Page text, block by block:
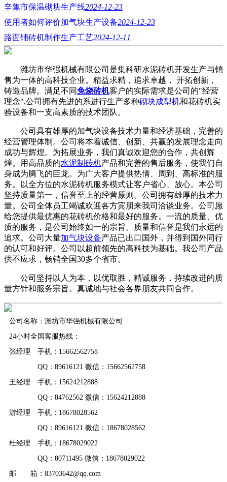
辛集市保温砌块生产线2024-12-23
使用者如何评价加气块生产设备2024-12-23
路面铺砖机制作生产工艺2024-12-11
潍坊市华强机械有限公司是集科研水泥砖机开发生产与销
售为一体的高科技企业。精益求精，追求卓越， 开拓创新，
铸造品牌。满足不同免烧砖机客户的实际需求是公司的"经营
理念",公司拥有先进的系进行生产多种砌块成型机和花砖机实
验设备和一支高素质的技术团队。
公司具有雄厚的加气块设备技术力量和经济基础，完善的
经营管理体制。公司将本着诚信、创新、共赢的发展理念走向
成功与辉煌。为拓展业务，我们真诚欢迎您的合作，共创辉
煌。用高品质的水泥制砖机产品和完善的售后服务，使我们自
身成为腾飞的巨龙。为广大客户提供热情、周到、高标准的服
务。以全方位的水泥砖机服务模式让客户省心、放心。本公司
坚持质量第一，信誉至上的经营原则。公司拥有雄厚的技术力
量。公司全体员工竭诚欢迎各方宾朋来我司洽谈业务。公司愿
给您提供最优惠的花砖机价格和最好的服务。一流的质量、优
质的服务，是公司始终如一的宗旨。质量和信誉是我们永远的
追求。公司大量加气块设备产品已出口国外，并得到国外同行
的认可和好评。公司以超前领先的高科技为基础。我公司产品
供不应求，畅销全国30多个省市。
公司坚持以人为本，以优取胜，精诚服务，持续改进的质
量方针和服务宗旨。真诚地与社会各界朋友共同合作。
公司名称：潍坊市华强机械有限公司
24小时全国客服热线：
张经理 手机：15662562758
QQ：89616121 微信：15662562758
王经理 手机：15624212888
QQ：84762562 微信：15624212888
游经理 手机：18678028562
QQ：89616121 微信：18678028562
杜经理 手机：18678029022
QQ：80711495 微信：18678029022
邮 箱：83703642@qq.com